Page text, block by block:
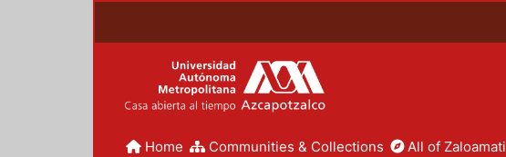
Home Communities & Collections All of Zaloamati